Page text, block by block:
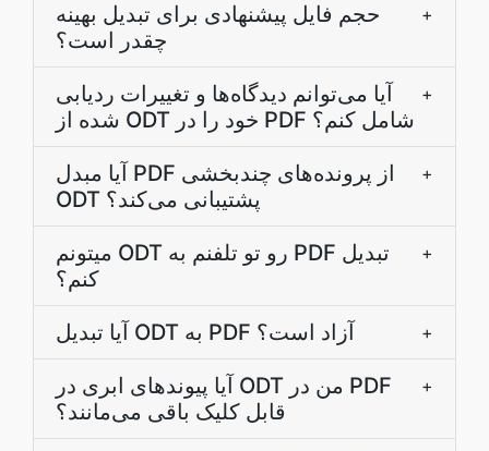
حجم فایل پیشنهادی برای تبدیل بهینه
چقدر است؟
+
آیا می‌توانم دیدگاه‌ها و تغییرات ردیابی
شده از ODT خود را در PDF شامل کنم؟
+
آیا مبدل PDF از پرونده‌های چندبخشی
ODT پشتیبانی می‌کند؟
+
میتونم ODT رو تو تلفنم به PDF تبدیل
کنم؟
+
آیا تبدیل ODT به PDF آزاد است؟ +
آیا پیوندهای ابری در ODT من در PDF
قابل کلیک باقی می‌مانند؟
+